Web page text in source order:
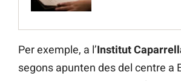
Per exemple, a l’Institut
segons apunten des del centre a